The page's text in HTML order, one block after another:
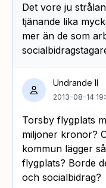
Det vore ju
tjänande lika
mer än de som
Undrande II
2013-08-14
Torsby flygplats
miljoner kronor?
kommun lägger
flygplats? Borde
och socialbidrag?